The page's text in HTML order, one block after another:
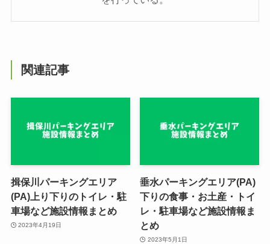
関連記事
揖保川パーキングエリア
(PA)上り下りのトイレ・駐
車場など施設情報まとめ
2023年4月19日
垂水パーキングエリア(PA)
下りの食事・お土産・トイ
レ・駐車場など施設情報ま
とめ
2023年5月1日